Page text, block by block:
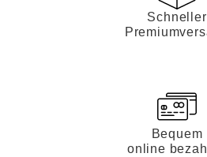
Schneller
Bequem
online